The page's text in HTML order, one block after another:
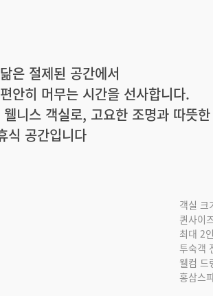
은 절제된 공간에서
안히 머무는 시간을 선사합니다.
니스 객실로, 고요한 조명과 따뜻
식 공간입니다
객실
퀸사이
최대 2
투숙객
웰컴 드
홍삼스